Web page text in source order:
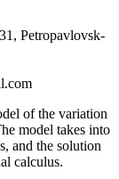
Petropavlovsk-
of the variation
model takes into
and the solution
calculus.